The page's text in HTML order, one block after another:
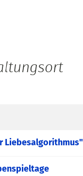
Liebesalgorithmus"